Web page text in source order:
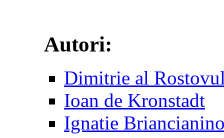
Autori:
Dimitrie al
Ioan de Kronstadt
Ignatie